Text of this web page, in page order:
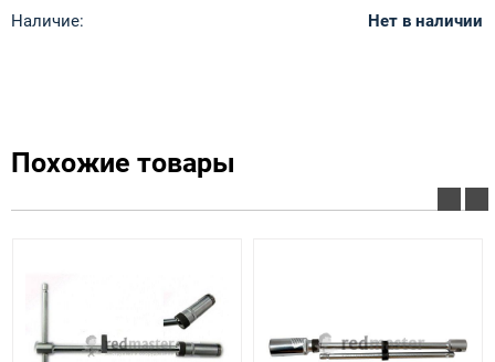
Наличие:
Нет в наличии
Похожие товары